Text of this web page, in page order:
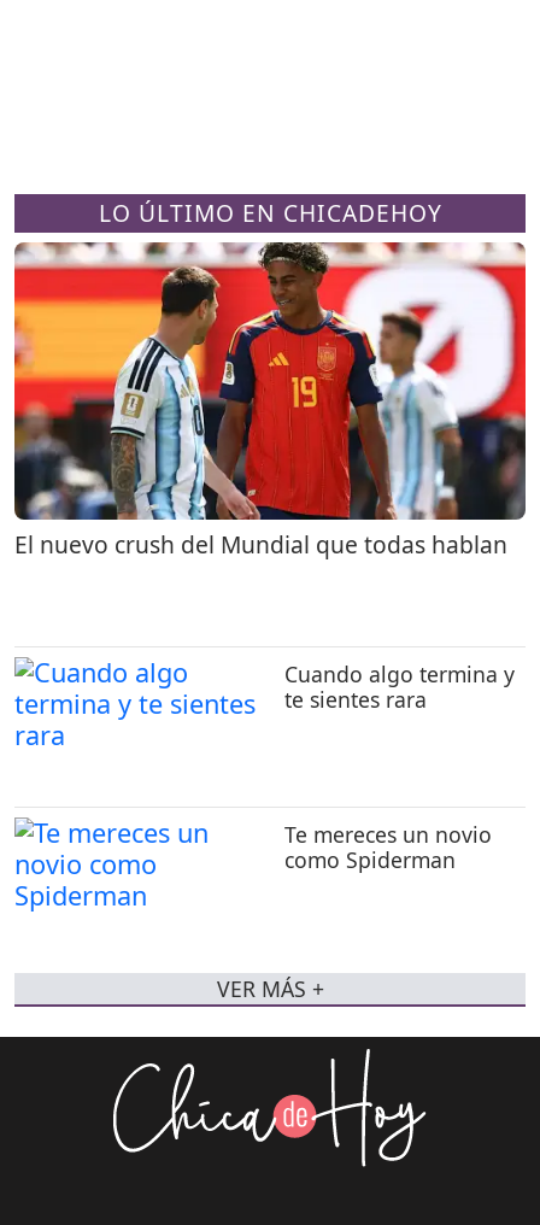
LO ÚLTIMO EN CHICADEHOY
El nuevo crush del Mundial que todas hablan
Cuando algo termina y
te sientes rara
Te mereces un novio
como Spiderman
VER MÁS +